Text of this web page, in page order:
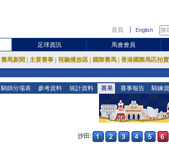
首頁 English
足球資訊 馬會會員
賽馬新聞 主要賽事 視聽播放區 國際賽馬 香港國際馬匹拍
騎師分場表 參考資料 統計資料 賽果 賽事報告 騎練
沙田: